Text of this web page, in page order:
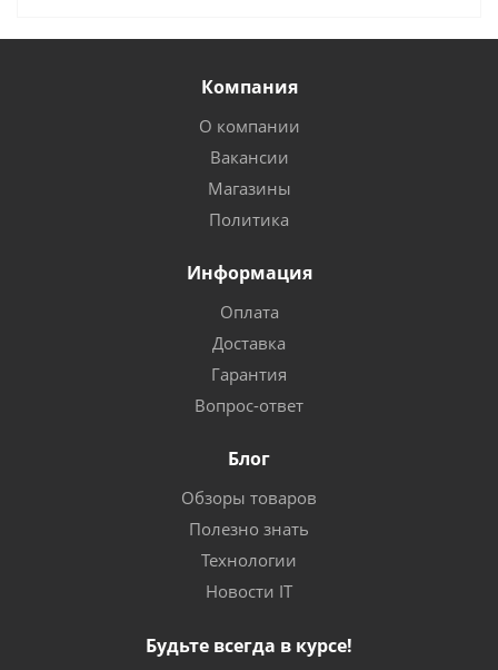
Компания
О компании
Вакансии
Магазины
Политика
Информация
Оплата
Доставка
Гарантия
Вопрос-ответ
Блог
Обзоры товаров
Полезно знать
Технологии
Новости IT
Будьте всегда в курсе!